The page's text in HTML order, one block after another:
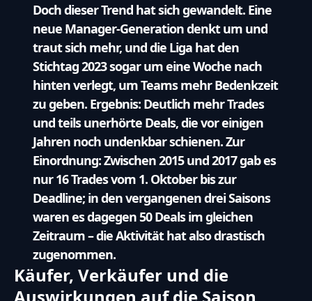
Doch dieser Trend hat sich gewandelt. Eine
neue Manager-Generation denkt um und
traut sich mehr, und die Liga hat den
Stichtag 2023 sogar um eine Woche nach
hinten verlegt, um Teams mehr Bedenkzeit
zu geben. Ergebnis: Deutlich mehr Trades
und teils unerhörte Deals, die vor einigen
Jahren noch undenkbar schienen. Zur
Einordnung: Zwischen 2015 und 2017 gab es
nur 16 Trades vom 1. Oktober bis zur
Deadline; in den vergangenen drei Saisons
waren es dagegen 50 Deals im gleichen
Zeitraum – die Aktivität hat also drastisch
zugenommen.
Käufer, Verkäufer und die
Auswirkungen auf die Saison